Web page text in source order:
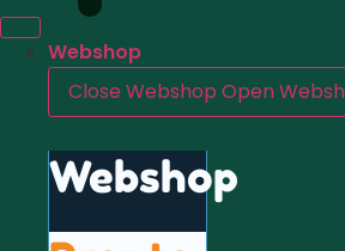
Webshop
Close Webshop Open
Webshop